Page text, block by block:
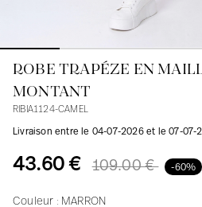
ROBE TRAPÉZE EN
MONTANT
RIBIA1124-CAMEL
Livraison entre le 04-07-2026 et le 07-07-
43.60 € 109.00 € -60%
Couleur : MARRON